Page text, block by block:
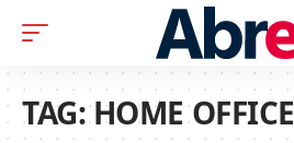
TAG:HOME OFFICE